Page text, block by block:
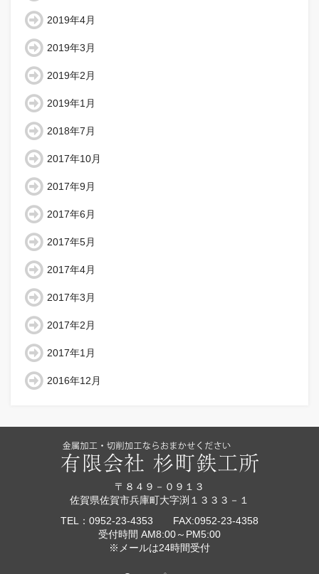
2019年4月
2019年3月
2019年2月
2019年1月
2018年7月
2017年10月
2017年9月
2017年6月
2017年5月
2017年4月
2017年3月
2017年2月
2017年1月
2016年12月
〒８４９－０９１３
佐賀県佐賀市兵庫町大字渕１３３３－１
TEL：0952-23-4353 FAX:0952-23-4358
受付時間 AM8:00～PM5:00
※メールは24時間受付